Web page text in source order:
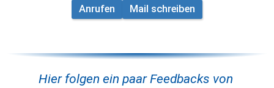
Anrufen Mail schreiben
Hier folgen ein paar Feedbacks von